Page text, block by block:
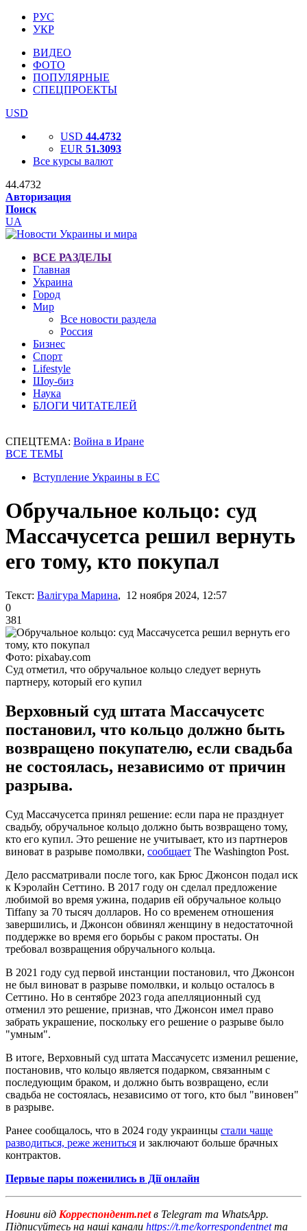
РУС
УКР
ВИДЕО
ФОТО
ПОПУЛЯРНЫЕ
СПЕЦПРОЕКТЫ
USD
USD 44.4732
EUR 51.3093
Все курсы валют
44.4732
Авторизация
Поиск
UA
ВСЕ РАЗДЕЛЫ
Главная
Украина
Город
Мир
Все новости раздела
Россия
Бизнес
Спорт
Lifestyle
Шоу-биз
Наука
БЛОГИ ЧИТАТЕЛЕЙ
СПЕЦТЕМА: Война в Иране
ВСЕ ТЕМЫ
Вступление Украины в ЕС
Обручальное кольцо: суд
Массачусетса решил вернуть
его тому, кто покупал
Текст: Валігура Марина, 12 ноября 2024, 12:57
0
381
Фото: pixabay.com
Суд отметил, что обручальное кольцо следует вернуть
партнеру, который его купил
Верховный суд штата Массачусетс
постановил, что кольцо должно быть
возвращено покупателю, если свадьба
не состоялась, независимо от причин
разрыва.
Суд Массачусетса принял решение: если пара не празднует
свадьбу, обручальное кольцо должно быть возвращено тому,
кто его купил. Это решение не учитывает, кто из партнеров
виноват в разрыве помолвки, сообщает The Washington Post.
Дело рассматривали после того, как Брюс Джонсон подал иск
к Кэролайн Сеттино. В 2017 году он сделал предложение
любимой во время ужина, подарив ей обручальное кольцо
Tiffany за 70 тысяч долларов. Но со временем отношения
завершились, и Джонсон обвинял женщину в недостаточной
поддержке во время его борьбы с раком простаты. Он
требовал возвращения обручального кольца.
В 2021 году суд первой инстанции постановил, что Джонсон
не был виноват в разрыве помолвки, и кольцо осталось в
Сеттино. Но в сентябре 2023 года апелляционный суд
отменил это решение, признав, что Джонсон имел право
забрать украшение, поскольку его решение о разрыве было
"умным".
В итоге, Верховный суд штата Массачусетс изменил решение,
постановив, что кольцо является подарком, связанным с
последующим браком, и должно быть возвращено, если
свадьба не состоялась, независимо от того, кто был "виновен"
в разрыве.
Ранее сообщалось, что в 2024 году украинцы стали чаще
разводиться, реже жениться и заключают больше брачных
контрактов.
Первые пары поженились в Дії онлайн
Новини від Корреспондент.netв Telegram та WhatsApp.
Підписуйтесь на наші канали https://t.me/korrespondentnetта